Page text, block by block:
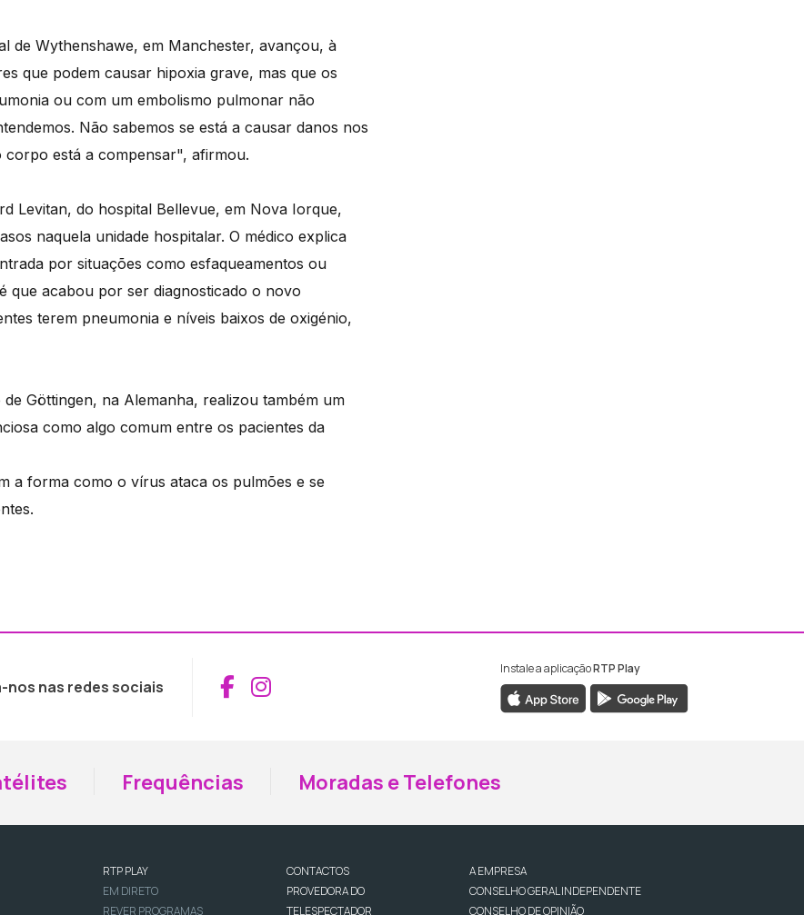
de Wythenshawe, em Manchester, avançou, à
que podem causar hipoxia grave, mas que os
ou com um embolismo pulmonar não
Não sabemos se está a causar danos nos
corpo está a compensar", afirmou.
Levitan, do hospital Bellevue, em Nova Iorque,
naquela unidade hospitalar. O médico explica
por situações como esfaqueamentos ou
que acabou por ser diagnosticado o novo
terem pneumonia e níveis baixos de oxigénio,
Göttingen, na Alemanha, realizou também um
como algo comum entre os pacientes da
a forma como o vírus ataca os pulmões e se
nos nas redes sociais Aceder ao Facebook da RTP Madeira
Aceder ao Instagram da RTP Madeira
Instale a aplicaçãoRTP Play
Frequências Moradas e Telefones
RTP PLAY
EM DIRETO
REVER PROGRAMAS
CONTACTOS
PROVEDORA DO
TELESPECTADOR
A EMPRESA
CONSELHO GERAL INDEPENDENTE
CONSELHO DE OPINIÃO